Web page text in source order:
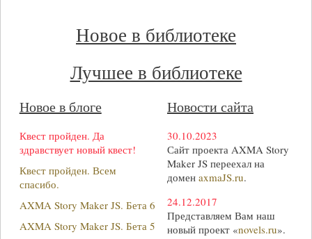
Новое в библиотеке
Лучшее в библиотеке
Новое в блоге
Квест пройден. Да
здравствует новый квест!
Квест пройден. Всем
спасибо.
AXMA Story Maker JS. Бета 6
AXMA Story Maker JS. Бета 5
Новости сайта
30.10.2023
Сайт проекта AXMA Story
Maker JS переехал на
домен axmaJS.ru.
24.12.2017
Представляем Вам наш
новый проект «novels.ru».